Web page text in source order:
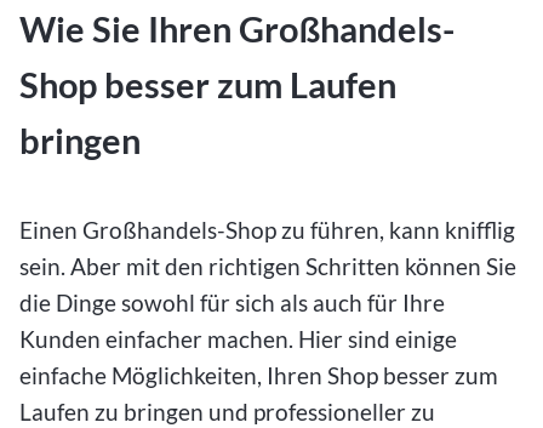
Wie Sie Ihren Großhandels-
Shop besser zum Laufen
bringen
Einen Großhandels-Shop zu führen, kann knifflig
sein. Aber mit den richtigen Schritten können Sie
die Dinge sowohl für sich als auch für Ihre
Kunden einfacher machen. Hier sind einige
einfache Möglichkeiten, Ihren Shop besser zum
Laufen zu bringen und professioneller zu